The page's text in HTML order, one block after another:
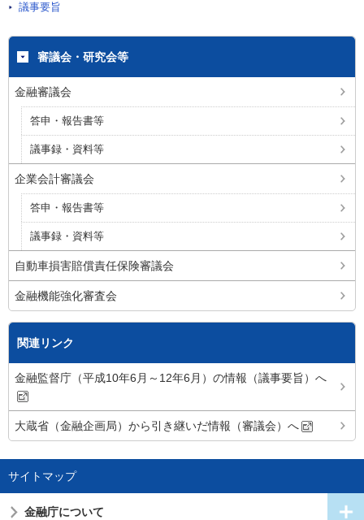
議事要旨
審議会・研究会等
金融審議会
答申・報告書等
議事録・資料等
企業会計審議会
答申・報告書等
議事録・資料等
自動車損害賠償責任保険審議会
金融機能強化審査会
関連リンク
金融監督庁（平成10年6月～12年6月）の情報（議事要旨）へ
大蔵省（金融企画局）から引き継いだ情報（審議会）へ
サイトマップ
金融庁について